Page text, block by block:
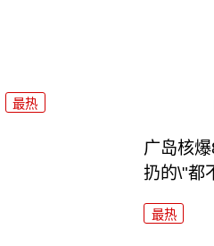
最热
广岛核
扔的\"都
最热